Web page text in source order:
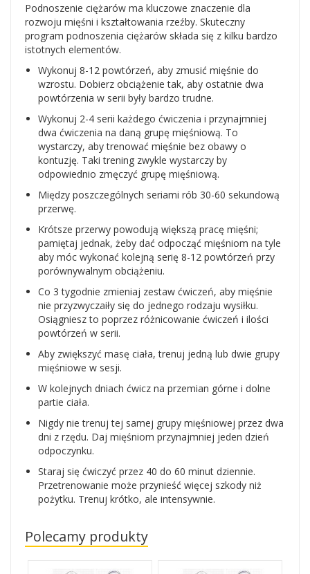
Podnoszenie ciężarów ma kluczowe znaczenie dla
rozwoju mięśni i kształtowania rzeźby. Skuteczny
program podnoszenia ciężarów składa się z kilku bardzo
istotnych elementów.
Wykonuj 8-12 powtórzeń, aby zmusić mięśnie do
wzrostu. Dobierz obciążenie tak, aby ostatnie dwa
powtórzenia w serii były bardzo trudne.
Wykonuj 2-4 serii każdego ćwiczenia i przynajmniej
dwa ćwiczenia na daną grupę mięśniową. To
wystarczy, aby trenować mięśnie bez obawy o
kontuzję. Taki trening zwykle wystarczy by
odpowiednio zmęczyć grupę mięśniową.
Między poszczególnych seriami rób 30-60 sekundową
przerwę.
Krótsze przerwy powodują większą pracę mięśni;
pamiętaj jednak, żeby dać odpocząć mięśniom na tyle
aby móc wykonać kolejną serię 8-12 powtórzeń przy
porównywalnym obciążeniu.
Co 3 tygodnie zmieniaj zestaw ćwiczeń, aby mięśnie
nie przyzwyczaiły się do jednego rodzaju wysiłku.
Osiągniesz to poprzez różnicowanie ćwiczeń i ilości
powtórzeń w serii.
Aby zwiększyć masę ciała, trenuj jedną lub dwie grupy
mięśniowe w sesji.
W kolejnych dniach ćwicz na przemian górne i dolne
partie ciała.
Nigdy nie trenuj tej samej grupy mięśniowej przez dwa
dni z rzędu. Daj mięśniom przynajmniej jeden dzień
odpoczynku.
Staraj się ćwiczyć przez 40 do 60 minut dziennie.
Przetrenowanie może przynieść więcej szkody niż
pożytku. Trenuj krótko, ale intensywnie.
Polecamy produkty